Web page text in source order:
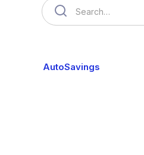
AutoSavings